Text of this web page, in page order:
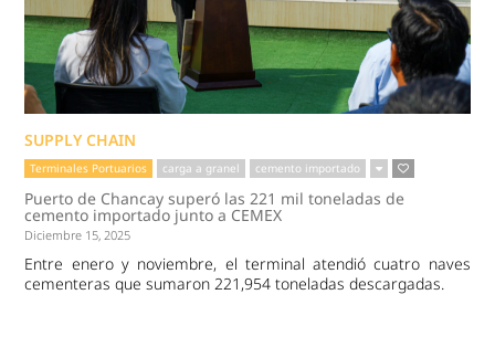
SUPPLY CHAIN
Terminales Portuarios carga a granel cemento importado
Puerto de Chancay superó las 221 mil toneladas de
cemento importado junto a CEMEX
Diciembre 15, 2025
Entre enero y noviembre, el terminal atendió cuatro naves
cementeras que sumaron 221,954 toneladas descargadas.